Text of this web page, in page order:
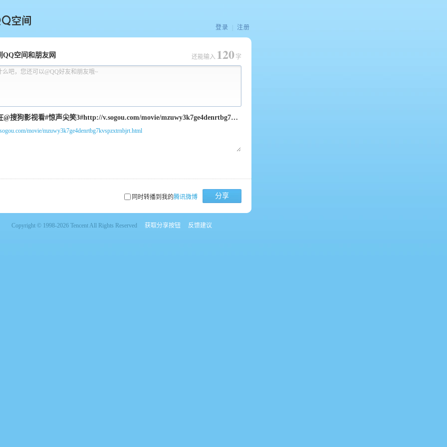
间
登录 注册
QQ空间和朋友网
么吧，您还可以@QQ好友和朋友哦~
还能输入 120 字
movie/mzuwy3k7ge4denrtbg7kvspzxtrnbjrt.html
同时转播到我的腾讯微博 分享
Copyright © 1998-2026 Tencent All Rights Reserved 获取分享按钮 反馈建议